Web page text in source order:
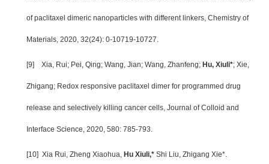
of paclitaxel dimeric nanoparticles with different linkers, Chemistry of
Materials, 2020, 32(24): 0-10719-10727.
[9] Xia, Rui; Pei, Qing; Wang, Jian; Wang, Zhanfeng; Hu, Xiuli*; Xie,
Zhigang; Redox responsive paclitaxel dimer for programmed drug
release and selectively killing cancer cells, Journal of Colloid and
Interface Science, 2020, 580: 785-793.
[10] Xia Rui, Zheng Xiaohua, Hu Xiuli,* Shi Liu, Zhigang Xie*.